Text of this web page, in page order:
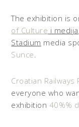
The exhibition is
of Culture i medija
Stadium media
Sunce.
Croatian
everyone who
exhibition 40%%